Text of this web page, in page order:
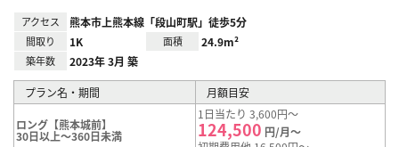
アクセス 熊本市上熊本線「段山町駅」徒歩5分
間取り 1K 面積 24.9m²
築年数 2023年 3月 築
プラン名・期間 月額目安
ロング【熊本城前】
30日以上～360日未満
1日当たり 3,600円～
124,500 円/月～